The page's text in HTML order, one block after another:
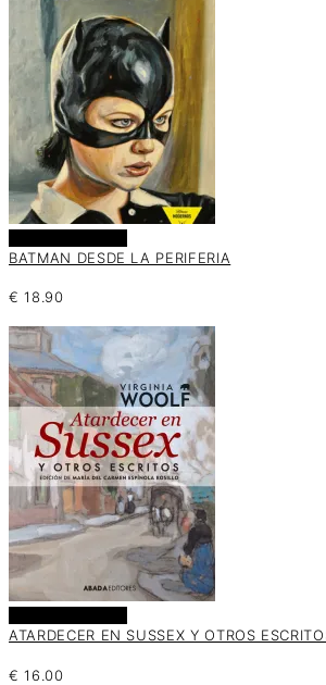
BATMAN DESDE LA PERIFERIA
€ 18.90
ATARDECER EN SUSSEX Y OTROS
€ 16.00